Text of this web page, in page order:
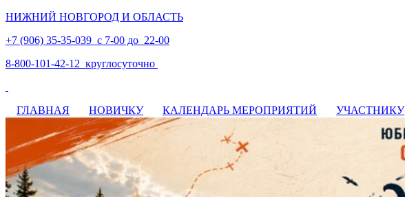
НИЖНИЙ НОВГОРОД И ОБЛАСТЬ
+7 (906) 35-35-039 с 7-00 до 22-00
8-800-101-42-12 круглосуточно
ГЛАВНАЯ НОВИЧКУ КАЛЕНДАРЬ МЕРОПРИЯТИЙ УЧАСТНИКУ